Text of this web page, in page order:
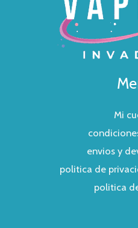
Mi
envios y
politica de
politica